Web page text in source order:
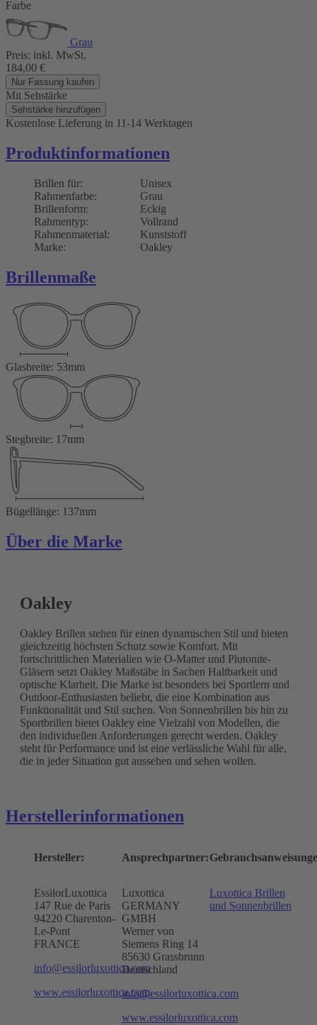
Farbe
Grau
Preis: inkl. MwSt.
184,00 €
Nur Fassung kaufen
Mit Sehstärke
Sehstärke hinzufügen
Kostenlose Lieferung in 11-14 Werktagen
Produktinformationen
Brillen für:
Unisex
Rahmenfarbe:
Grau
Brillenform:
Eckig
Rahmentyp:
Vollrand
Rahmenmaterial:
Kunststoff
Marke:
Oakley
Brillenmaße
Glasbreite: 53mm
Stegbreite: 17mm
Bügellänge: 137mm
Über die Marke
Oakley
Oakley Brillen stehen für einen dynamischen Stil und bieten
gleichzeitig höchsten Schutz sowie Komfort. Mit
fortschrittlichen Materialien wie O-Matter und Plutonite-
Gläsern setzt Oakley Maßstäbe in Sachen Haltbarkeit und
optische Klarheit. Die Marke ist besonders bei Sportlern und
Outdoor-Enthusiasten beliebt, die eine Kombination aus
Funktionalität und Stil suchen. Von Sonnenbrillen bis hin zu
Sportbrillen bietet Oakley eine Vielzahl von Modellen, die
den individuellen Anforderungen gerecht werden. Oakley
steht für Performance und ist eine verlässliche Wahl für alle,
die in jeder Situation gut aussehen und sehen wollen.
Herstellerinformationen
Hersteller:
EssilorLuxottica
147 Rue de Paris
94220 Charenton-
Le-Pont
FRANCE
info@essilorluxottica.com
www.essilorluxottica.com
Ansprechpartner:
Luxottica
GERMANY
GMBH
Werner von
Siemens Ring 14
85630 Grassbrunn
Deutschland
info@essilorluxottica.com
www.essilorluxottica.com
Luxottica Brillen
und Sonnenbrillen